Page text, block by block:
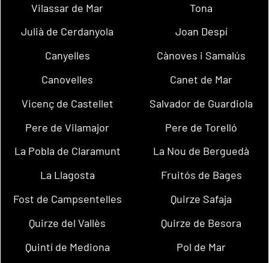
Vilassar de Mar
Tona
Julià de Cerdanyola
Joan Despí
Canyelles
Cànoves i Samalús
Canovelles
Canet de Mar
Vicenç de Castellet
Salvador de Guardiola
Pere de Vilamajor
Pere de Torelló
La Pobla de Claramunt
La Nou de Berguedà
La Llagosta
Fruitós de Bages
Fost de Campsentelles
Quirze Safaja
Quirze del Vallès
Quirze de Besora
Quintí de Mediona
Pol de Mar